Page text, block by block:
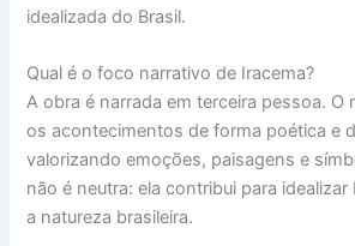
idealizada do Brasil.
Qual é o foco narrativo de Iracema?
A obra é narrada em terceira pessoa. O
os acontecimentos de forma poética e
valorizando emoções, paisagens e
não é neutra: ela contribui para idealizar
a natureza brasileira.